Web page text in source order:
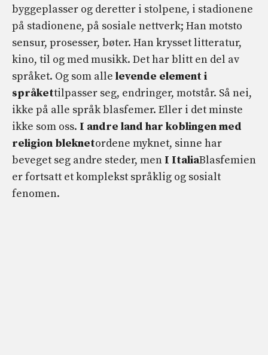
byggeplasser og deretter i stolpene, i stadionene
på stadionene, på sosiale nettverk; Han motsto
sensur, prosesser, bøter. Han krysset litteratur,
kino, til og med musikk. Det har blitt en del av
språket. Og som alle levende element i
språkettilpasser seg, endringer, motstår. Så nei,
ikke på alle språk blasfemer. Eller i det minste
ikke som oss. I andre land har koblingen med
religion bleknetordene myknet, sinne har
beveget seg andre steder, men I ItaliaBlasfemien
er fortsatt et komplekst språklig og sosialt
fenomen.